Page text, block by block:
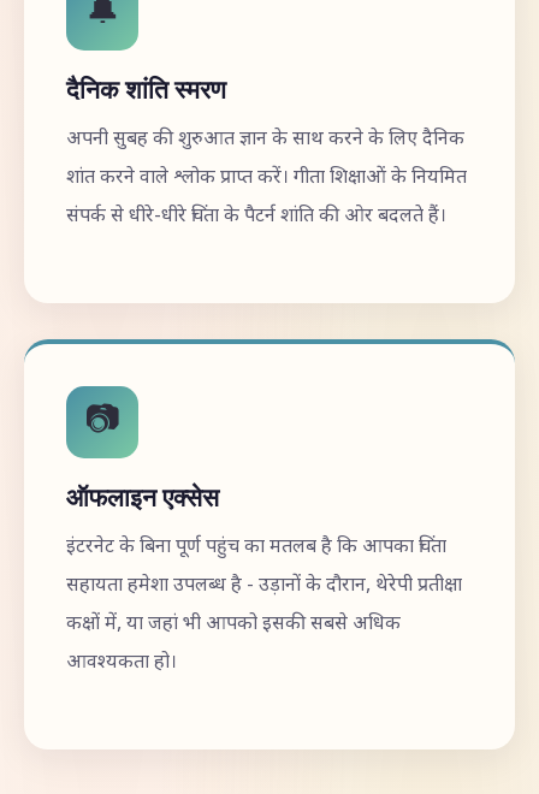
🔔
दैनिक शांति स्मरण
अपनी सुबह की शुरुआत ज्ञान के साथ करने के लिए दैनिक
शांत करने वाले श्लोक प्राप्त करें। गीता शिक्षाओं के नियमित
संपर्क से धीरे-धीरे चिंता के पैटर्न शांति की ओर बदलते हैं।
📷
ऑफलाइन एक्सेस
इंटरनेट के बिना पूर्ण पहुंच का मतलब है कि आपका चिंता
सहायता हमेशा उपलब्ध है - उड़ानों के दौरान, थेरेपी प्रतीक्षा
कक्षों में, या जहां भी आपको इसकी सबसे अधिक
आवश्यकता हो।